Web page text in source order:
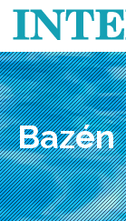
Bazén